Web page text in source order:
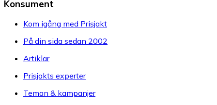
Konsument
Kom igång med Prisjakt
På din sida sedan 2002
Artiklar
Prisjakts experter
Teman & kampanjer